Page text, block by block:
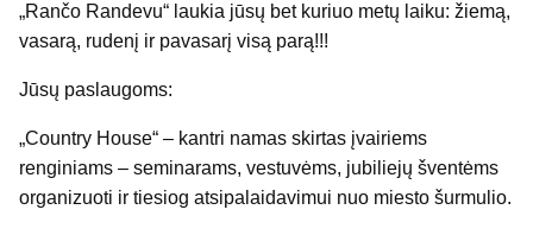
„Rančo Randevu“ laukia jūsų bet kuriuo metų laiku: žiemą,
vasarą, rudenį ir pavasarį visą parą!!!
Jūsų paslaugoms:
„Country House“ – kantri namas skirtas įvairiems
renginiams – seminarams, vestuvėms, jubiliejų šventėms
organizuoti ir tiesiog atsipalaidavimui nuo miesto šurmulio.